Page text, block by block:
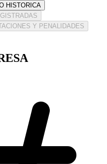
HISTORICA
Y PENALIDADES